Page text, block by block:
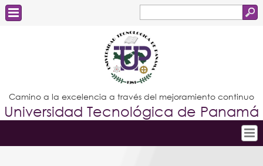
de
búsqueda
Estudiantes
Docentes
Administrativos
Graduados
Camino a la excelencia a través del mejoramiento continuo
Universidad Tecnológica de Panamá